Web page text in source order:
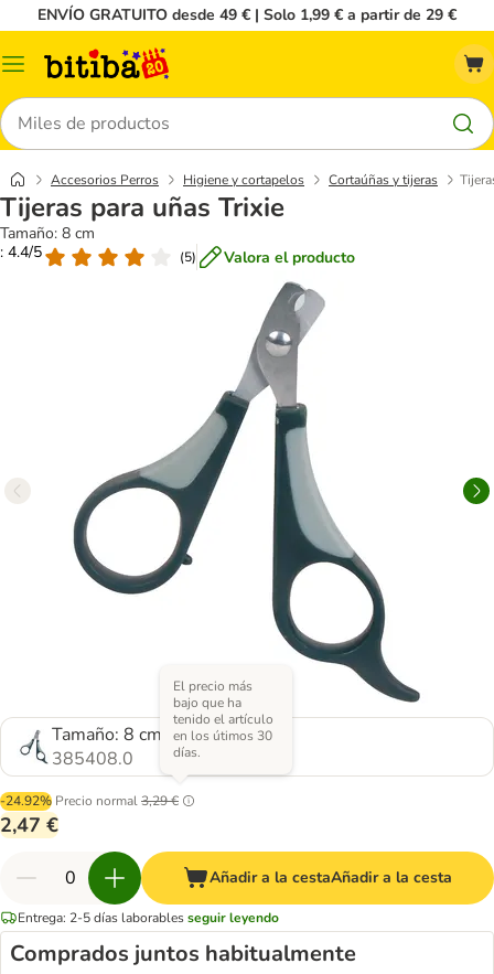
ENVÍO GRATUITO desde 49 € | Solo 1,99 € a partir de 29 €
Menú
Buscar
Accesorios Perros Higiene y cortapelos Cortaúñas y tijeras
Tijeras para uñas Trixie
Tamaño: 8 cm
: 4.4/5
(5) Valora el producto
Tamaño: 8 cm
385408.0
-24.92% Precio normal3,29 €
El precio más
bajo que ha
tenido el artículo
en los útimos 30
días.
2,47 €
Añadir a la cestaAñadir a la cesta
Entrega: 2-5 días laborablesseguir leyendo
Comprados juntos habitualmente